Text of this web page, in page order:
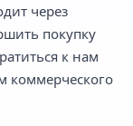
через
покупку
к нам
коммерческого